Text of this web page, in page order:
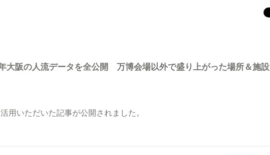
大阪の人流データを全公開 万博会場以外で盛り上がった場所＆施設
用いただいた記事が公開されました。